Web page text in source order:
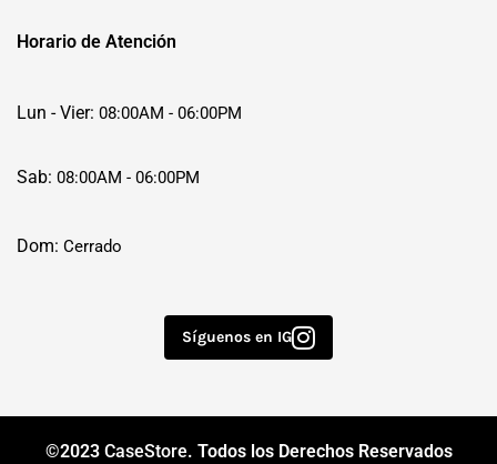
Horario de Atención
Lun - Vier: 08:00AM - 06:00PM
Sab: 08:00AM - 06:00PM
Dom: Cerrado
Síguenos en IG
©2023 CaseStore. Todos los Derechos Reservados